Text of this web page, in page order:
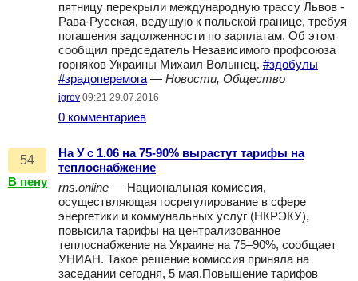
пятницу перекрыли международную трассу Львов -
Рава-Русская, ведущую к польской границе, требуя
погашения задолженности по зарплатам. Об этом
сообщил председатель Независимого профсоюза
горняков Украины Михаил Волынец. #здобулы
#зрадоперемога — Новости, Общество
igrov 09:21 29.07.2016
0 комментариев
54
В пену
На У с 1.06 на 75-90% вырастут тарифы на
теплоснабжение
rns.online — Национальная комиссия,
осуществляющая госрегулирование в сфере
энергетики и коммунальных услуг (НКРЭКУ),
повысила тарифы на централизованное
теплоснабжение на Украине на 75–90%, сообщает
УНИАН. Такое решение комиссия приняла на
заседании сегодня, 5 мая.Повышение тарифов